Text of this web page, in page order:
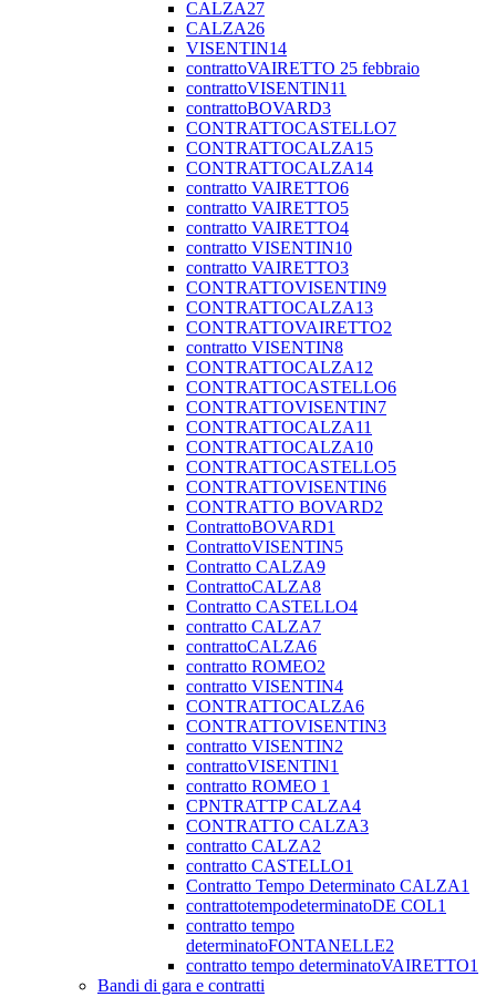
CALZA27
CALZA26
VISENTIN14
contrattoVAIRETTO 25 febbraio
contrattoVISENTIN11
contrattoBOVARD3
CONTRATTOCASTELLO7
CONTRATTOCALZA15
CONTRATTOCALZA14
contratto VAIRETTO6
contratto VAIRETTO5
contratto VAIRETTO4
contratto VISENTIN10
contratto VAIRETTO3
CONTRATTOVISENTIN9
CONTRATTOCALZA13
CONTRATTOVAIRETTO2
contratto VISENTIN8
CONTRATTOCALZA12
CONTRATTOCASTELLO6
CONTRATTOVISENTIN7
CONTRATTOCALZA11
CONTRATTOCALZA10
CONTRATTOCASTELLO5
CONTRATTOVISENTIN6
CONTRATTO BOVARD2
ContrattoBOVARD1
ContrattoVISENTIN5
Contratto CALZA9
ContrattoCALZA8
Contratto CASTELLO4
contratto CALZA7
contrattoCALZA6
contratto ROMEO2
contratto VISENTIN4
CONTRATTOCALZA6
CONTRATTOVISENTIN3
contratto VISENTIN2
contrattoVISENTIN1
contratto ROMEO 1
CPNTRATTP CALZA4
CONTRATTO CALZA3
contratto CALZA2
contratto CASTELLO1
Contratto Tempo Determinato CALZA1
contrattotempodeterminatoDE COL1
contratto tempo
determinatoFONTANELLE2
contratto tempo determinatoVAIRETTO1
Bandi di gara e contratti